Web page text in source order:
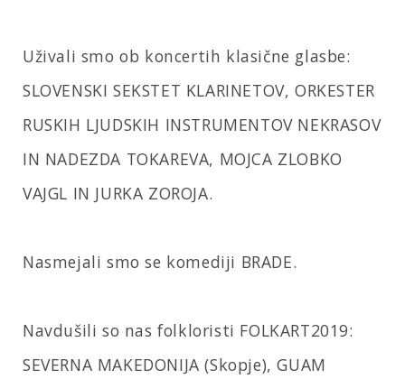
Uživali smo ob koncertih klasične glasbe:
SLOVENSKI SEKSTET KLARINETOV, ORKESTER
RUSKIH LJUDSKIH INSTRUMENTOV NEKRASOV
IN NADEZDA TOKAREVA, MOJCA ZLOBKO
VAJGL IN JURKA ZOROJA.
Nasmejali smo se komediji BRADE.
Navdušili so nas folkloristi FOLKART2019:
SEVERNA MAKEDONIJA (Skopje), GUAM